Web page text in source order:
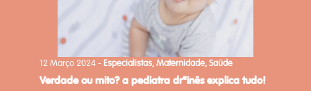
12 Março 2024 -Especialistas, Maternidade, Saúde
verdade ou mito? a pediatra drªinês explica tudo!